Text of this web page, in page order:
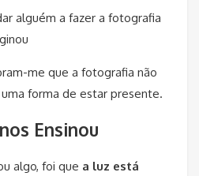
alguém a fazer a fotografia
me que a fotografia não
forma de estar presente.
Ensinou
algo, foi que a luz está